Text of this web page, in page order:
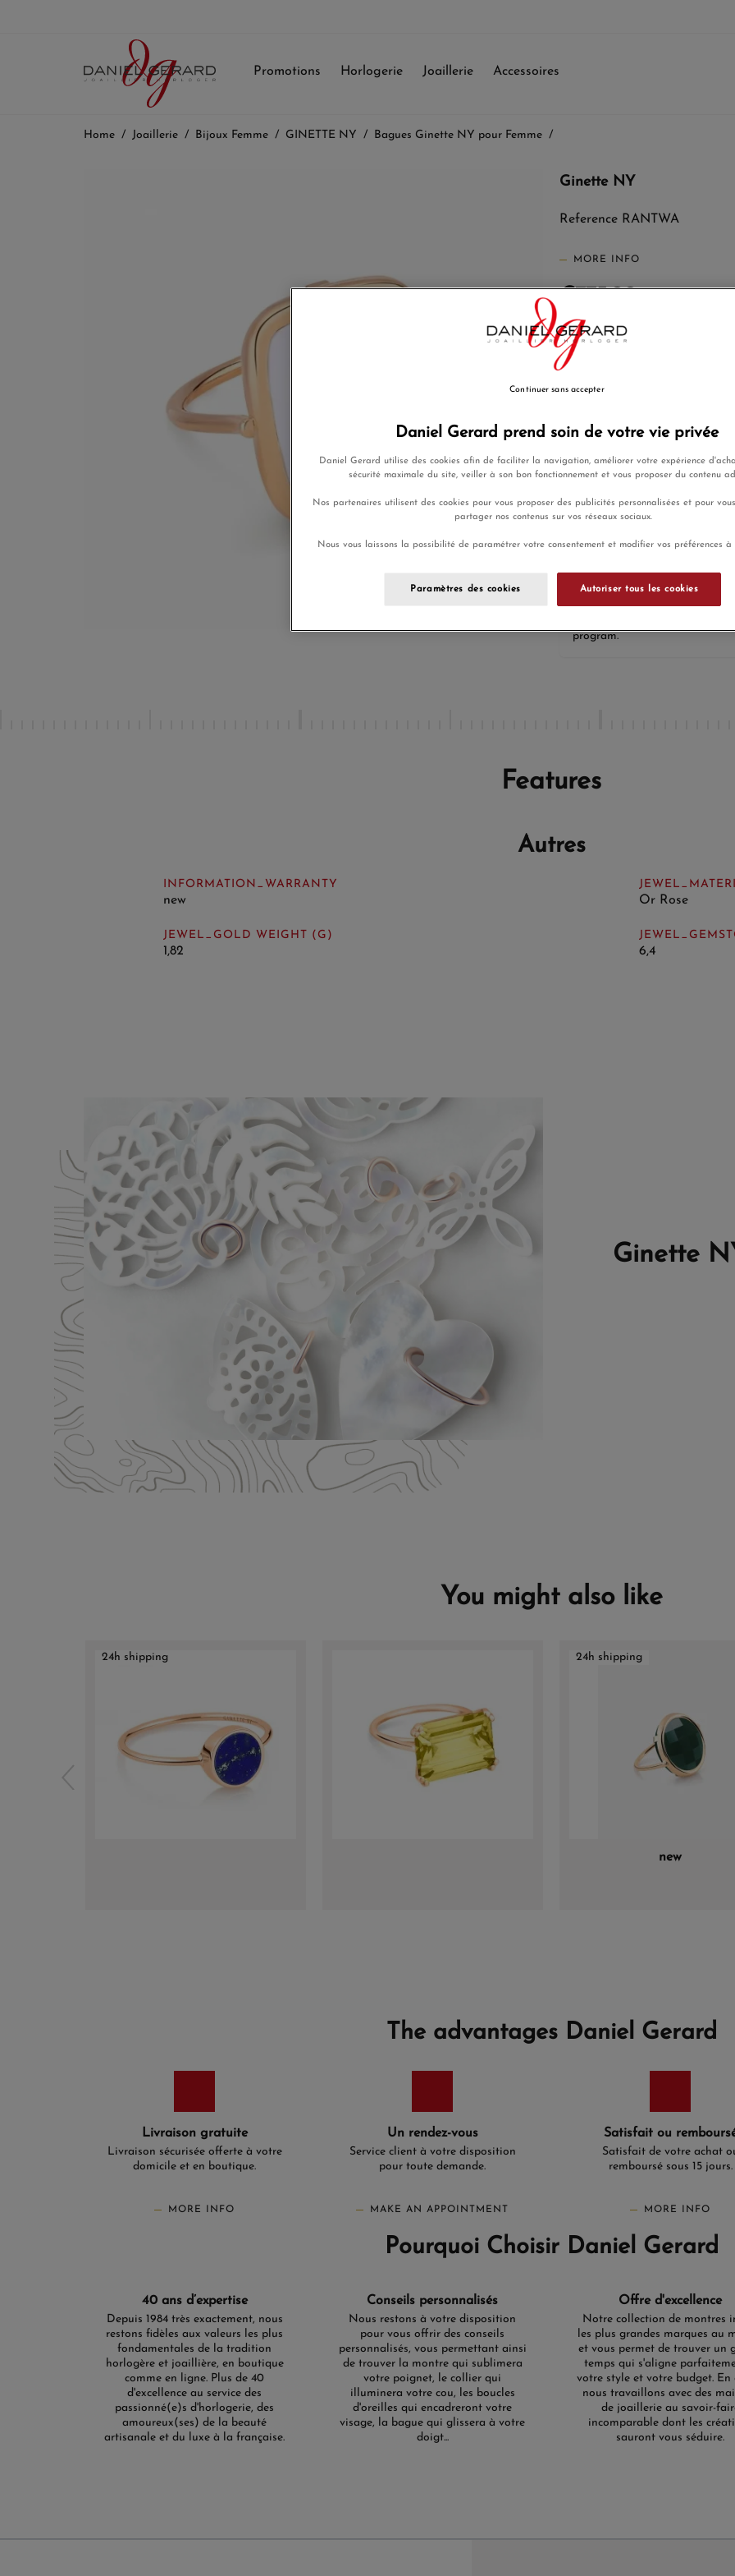
Promotions Horlogerie Joaillerie Accessoires
Home Joaillerie Bijoux Femme GINETTE NY Bagues Ginette NY pour Femme
Ginette NY
Reference RANTWA
MORE INFO
€775.00
Add
Stock
Livraison
Paiement en
program.
Features
Autres
INFORMATION_WARRANTY
new Or Rose
JEWEL_GOLD WEIGHT (G)
1,82 6,4
Ginette
You might also like
24h shipping 24h shipping
new
The advantages Daniel Gerard
Livraison gratuite
Livraison sécurisée offerte à votre
domicile et en boutique.
MORE INFO
Un rendez-vous
Service client à votre disposition
pour toute demande.
MAKE AN APPOINTMENT
Satisfait ou
Satisfait de votre achat
remboursé sous 15 jours.
MORE INFO
Pourquoi Choisir Daniel Gerard
40 ans d’expertise
Depuis 1984 très exactement, nous
restons fidèles aux valeurs les plus
fondamentales de la tradition
horlogère et joaillière, en boutique
comme en ligne. Plus de 40
d'excellence au service des
passionné(e)s d'horlogerie, des
amoureux(ses) de la beauté
artisanale et du luxe à la française.
Conseils personnalisés
Nous restons à votre disposition
pour vous offrir des conseils
personnalisés, vous permettant ainsi
de trouver la montre qui sublimera
votre poignet, le collier qui
illuminera votre cou, les boucles
d'oreilles qui encadreront votre
visage, la bague qui glissera à votre
doigt...
Offre d'excellence
Notre collection de montres
les plus grandes marques au
et vous permet de trouver un
temps qui s'aligne
votre style et votre budget. En
nous travaillons avec des
de joaillerie au savoir-
incomparable dont les
sauront vous séduire.
Daniel Gerard prend soin de votre vie privée
Daniel Gerard utilise des cookies afin de faciliter la navigation, améliorer votre expérience
sécurité maximale du site, veiller à son bon fonctionnement et vous proposer du contenu
Nos partenaires utilisent des cookies pour vous proposer des publicités personnalisées et pour
partager nos contenus sur vos réseaux sociaux.
Nous vous laissons la possibilité de paramétrer votre consentement et modifier vos préférences à
Paramètres des cookies Autoriser tous les cookies
Continuer sans accepter